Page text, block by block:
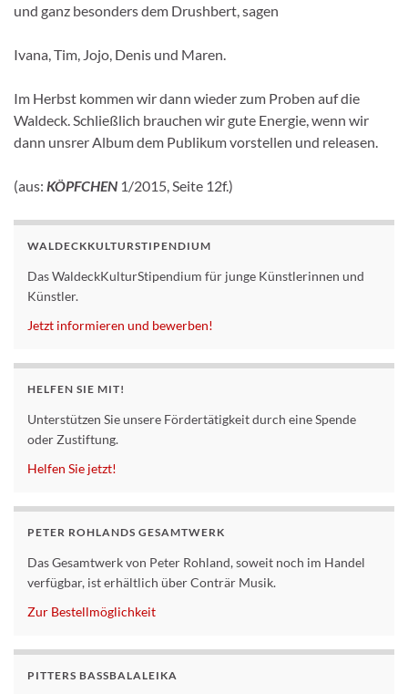
und ganz besonders dem Drushbert, sagen
Ivana, Tim, Jojo, Denis und Maren.
Im Herbst kommen wir dann wieder zum Proben auf die
Waldeck. Schließlich brauchen wir gute Energie, wenn wir
dann unsrer Album dem Publikum vorstellen und releasen.
(aus: KÖPFCHEN 1/2015, Seite 12f.)
WALDECKKULTURSTIPENDIUM
Das WaldeckKulturStipendium für junge Künstlerinnen und
Künstler.
Jetzt informieren und bewerben!
HELFEN SIE MIT!
Unterstützen Sie unsere Fördertätigkeit durch eine Spende
oder Zustiftung.
Helfen Sie jetzt!
PETER ROHLANDS GESAMTWERK
Das Gesamtwerk von Peter Rohland, soweit noch im Handel
verfügbar, ist erhältlich über Conträr Musik.
Zur Bestellmöglichkeit
PITTERS BASSBALALEIKA